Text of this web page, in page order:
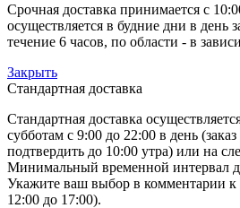
Срочная доставка принимается с
осуществляется в будние дни в день
течение 6 часов, по области - в
Закрыть
Стандартная доставка
Стандартная доставка
субботам с 9:00 до 22:00 в день
подтвердить до 10:00 утра) или на
Минимальный временной интервал
Укажите ваш выбор в комментарии к
12:00 до 17:00).